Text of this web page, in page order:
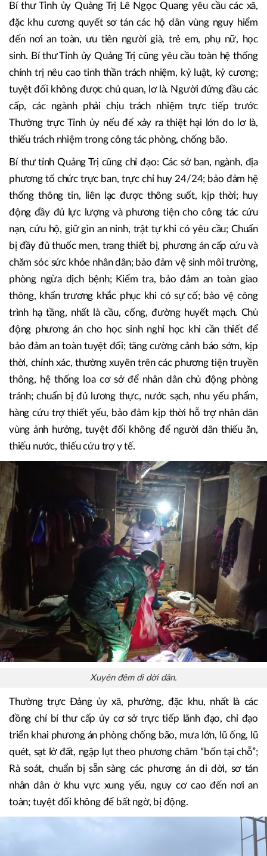
Bí thư Tỉnh ủy Quảng Trị Lê Ngọc Quang yêu cầu các xã,
đặc khu cương quyết sơ tán các hộ dân vùng nguy hiểm
đến nơi an toàn, ưu tiên người già, trẻ em, phụ nữ, học
sinh. Bí thư Tỉnh ủy Quảng Trị cũng yêu cầu toàn hệ thống
chính trị nêu cao tinh thần trách nhiệm, kỷ luật, kỷ cương;
tuyệt đối không được chủ quan, lơ là. Người đứng đầu các
cấp, các ngành phải chịu trách nhiệm trực tiếp trước
Thường trực Tỉnh ủy nếu để xảy ra thiệt hại lớn do lơ là,
thiếu trách nhiệm trong công tác phòng, chống bão.
Bí thư tỉnh Quảng Trị cũng chỉ đạo: Các sở ban, ngành, địa
phương tổ chức trực ban, trực chỉ huy 24/24; bảo đảm hệ
thống thông tin, liên lạc được thông suốt, kịp thời; huy
động đầy đủ lực lượng và phương tiện cho công tác cứu
nạn, cứu hộ, giữ gìn an ninh, trật tự khi có yêu cầu; Chuẩn
bị đầy đủ thuốc men, trang thiết bị, phương án cấp cứu và
chăm sóc sức khỏe nhân dân; bảo đảm vệ sinh môi trường,
phòng ngừa dịch bệnh; Kiểm tra, bảo đảm an toàn giao
thông, khẩn trương khắc phục khi có sự cố; bảo vệ công
trình hạ tầng, nhất là cầu, cống, đường huyết mạch. Chủ
động phương án cho học sinh nghỉ học khi cần thiết để
bảo đảm an toàn tuyệt đối; tăng cường cảnh báo sớm, kịp
thời, chính xác, thường xuyên trên các phương tiện truyền
thông, hệ thống loa cơ sở để nhân dân chủ động phòng
tránh; chuẩn bị đủ lương thực, nước sạch, nhu yếu phẩm,
hàng cứu trợ thiết yếu, bảo đảm kịp thời hỗ trợ nhân dân
vùng ảnh hưởng, tuyệt đối không để người dân thiếu ăn,
thiếu nước, thiếu cứu trợ y tế.
Xuyên đêm di dời dân.
Thường trực Đảng ủy xã, phường, đặc khu, nhất là các
đồng chí bí thư cấp ủy cơ sở trực tiếp lãnh đạo, chỉ đạo
triển khai phương án phòng chống bão, mưa lớn, lũ ống, lũ
quét, sạt lở đất, ngập lụt theo phương châm “bốn tại chỗ”;
Rà soát, chuẩn bị sẵn sàng các phương án di dời, sơ tán
nhân dân ở khu vực xung yếu, nguy cơ cao đến nơi an
toàn; tuyệt đối không để bất ngờ, bị động.